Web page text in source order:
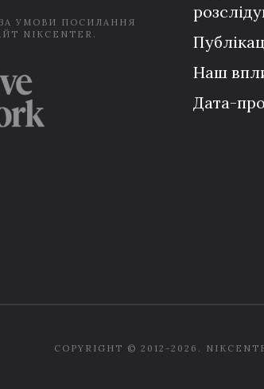
УМОВИ ПОСИЛАННЯ
NIKCENTER.
Наш
Дата-
COPYRIGHT © 2012-2026.